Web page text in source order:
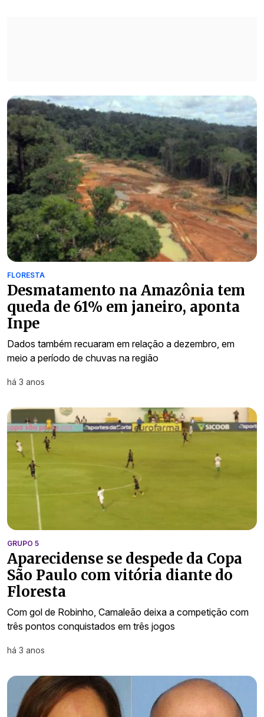
FLORESTA
Desmatamento na Amazônia tem
queda de 61% em janeiro, aponta
Inpe
Dados também recuaram em relação a dezembro, em
meio a período de chuvas na região
há 3 anos
GRUPO 5
Aparecidense se despede da Copa
São Paulo com vitória diante do
Floresta
Com gol de Robinho, Camaleão deixa a competição com
três pontos conquistados em três jogos
há 3 anos